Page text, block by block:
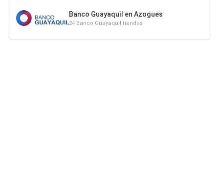
Banco Guayaquil en Azogues
24 Banco Guayaquil tiendas